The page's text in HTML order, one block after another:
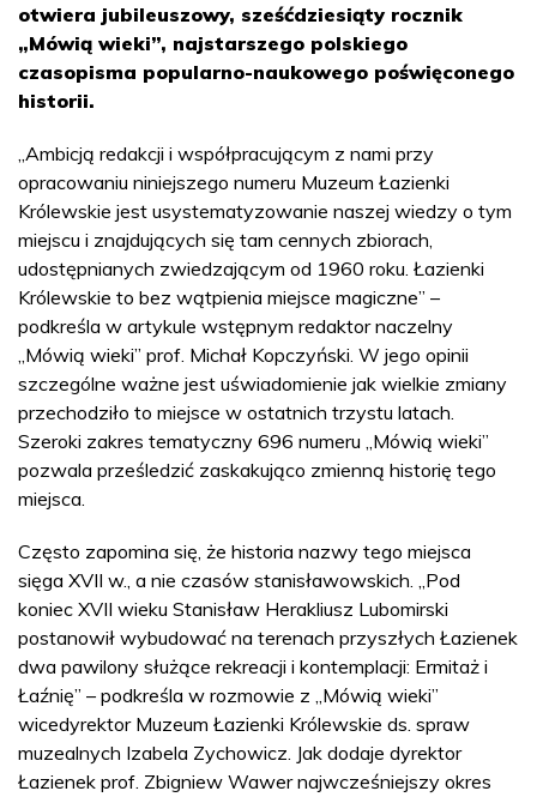
otwiera jubileuszowy, sześćdziesiąty rocznik
„Mówią wieki”, najstarszego polskiego
czasopisma popularno-naukowego poświęconego
historii.
„Ambicją redakcji i współpracującym z nami przy
opracowaniu niniejszego numeru Muzeum Łazienki
Królewskie jest usystematyzowanie naszej wiedzy o tym
miejscu i znajdujących się tam cennych zbiorach,
udostępnianych zwiedzającym od 1960 roku. Łazienki
Królewskie to bez wątpienia miejsce magiczne” –
podkreśla w artykule wstępnym redaktor naczelny
„Mówią wieki” prof. Michał Kopczyński. W jego opinii
szczególne ważne jest uświadomienie jak wielkie zmiany
przechodziło to miejsce w ostatnich trzystu latach.
Szeroki zakres tematyczny 696 numeru „Mówią wieki”
pozwala prześledzić zaskakująco zmienną historię tego
miejsca.
Często zapomina się, że historia nazwy tego miejsca
sięga XVII w., a nie czasów stanisławowskich. „Pod
koniec XVII wieku Stanisław Herakliusz Lubomirski
postanowił wybudować na terenach przyszłych Łazienek
dwa pawilony służące rekreacji i kontemplacji: Ermitaż i
Łaźnię” – podkreśla w rozmowie z „Mówią wieki”
wicedyrektor Muzeum Łazienki Królewskie ds. spraw
muzealnych Izabela Zychowicz. Jak dodaje dyrektor
Łazienek prof. Zbigniew Wawer najwcześniejszy okres